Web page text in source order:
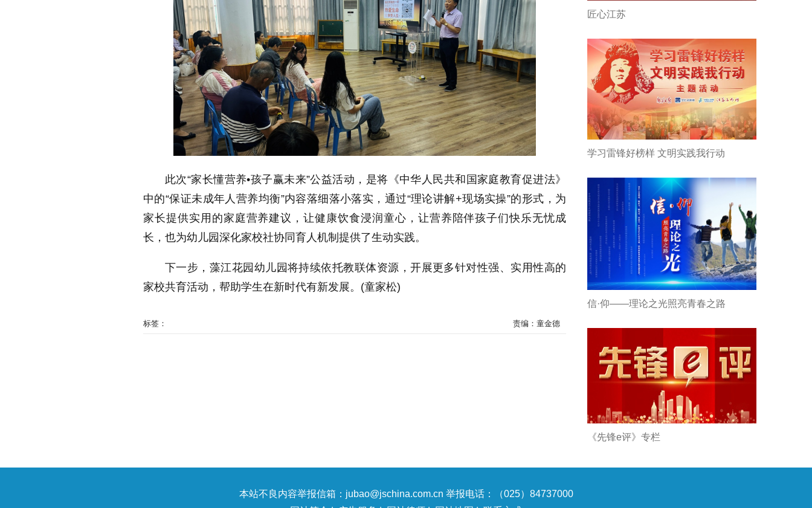
此次“家长懂营养•孩子赢未来”公益活动，是将《中华人民共和国家庭教育促进法》
中的“保证未成年人营养均衡”内容落细落小落实，通过“理论讲解+现场实操”的形式，为
家长提供实用的家庭营养建议，让健康饮食浸润童心，让营养陪伴孩子们快乐无忧成
长，也为幼儿园深化家校社协同育人机制提供了生动实践。
下一步，藻江花园幼儿园将持续依托教联体资源，开展更多针对性强、实用性高的
家校共育活动，帮助学生在新时代有新发展。(童家松)
标签： 责编：童金德
匠心江苏
学习雷锋好榜样 文明实践我行动
信·仰——理论之光照亮青春之路
《先锋e评》专栏
本站不良内容举报信箱：jubao@jschina.com.cn 举报电话：（025）84737000